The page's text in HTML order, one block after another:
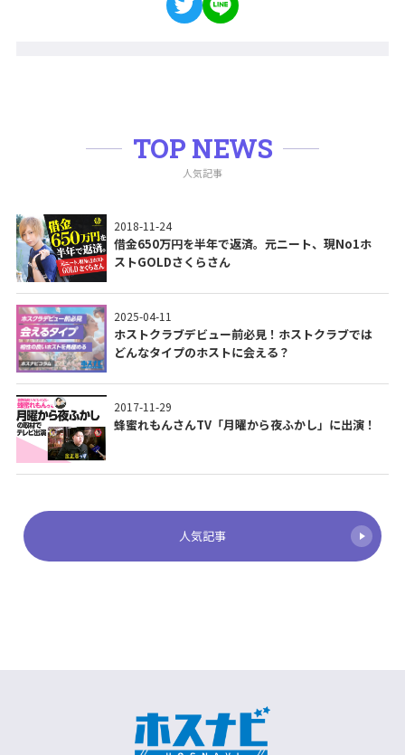
TOP NEWS
人気記事
2018-11-24
借金650万円を半年で返済。元ニート、現No1ホ
ストGOLDさくらさん
2025-04-11
ホストクラブデビュー前必見！ホストクラブでは
どんなタイプのホストに会える？
2017-11-29
蜂蜜れもんさんTV「月曜から夜ふかし」に出演！
人気記事